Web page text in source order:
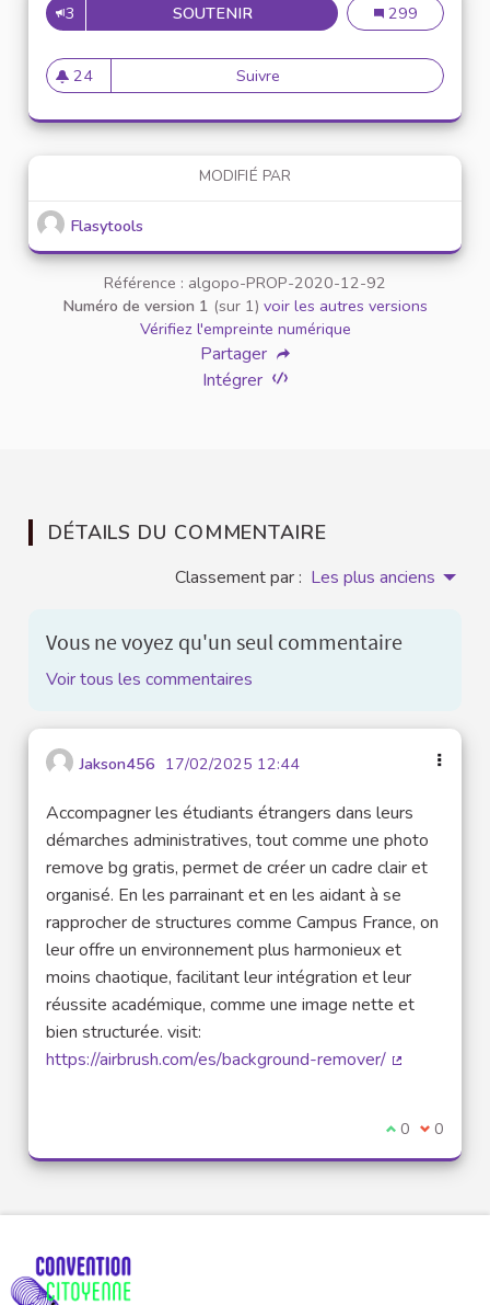
3 SOUTENIRACCOMPAGNER LESAccompagner
299
24
24 abonnés
Suivre Accompagner les étudiants
MODIFIÉ PAR
Flasytools
Référence : algopo-PROP-2020-12-92
Numéro de version 1 (sur 1) voir les autres versions
Vérifiez l'empreinte numérique
Partager
Intégrer
DÉTAILS DU COMMENTAIRE
Classement par : Les plus anciens
Vous ne voyez qu'un seul commentaire
Voir tous les commentaires
Jakson456 17/02/2025 12:44
Accompagner les étudiants étrangers dans leurs
démarches administratives, tout comme une photo
remove bg gratis, permet de créer un cadre clair et
organisé. En les parrainant et en les aidant à se
rapprocher de structures comme Campus France, on
leur offre un environnement plus harmonieux et
moins chaotique, facilitant leur intégration et leur
réussite académique, comme une image nette et
bien structurée. visit:
https://airbrush.com/es/background-remover/
Je suis
0 Je ne
0